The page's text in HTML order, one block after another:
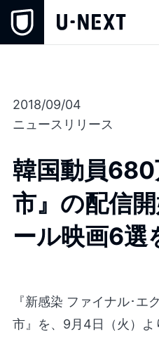
2018/09/04
ニュースリリース
韓国動員680
市』の配信
ール映画6選
『新感染 ファイナル･
市』を、9月4日（火）よ